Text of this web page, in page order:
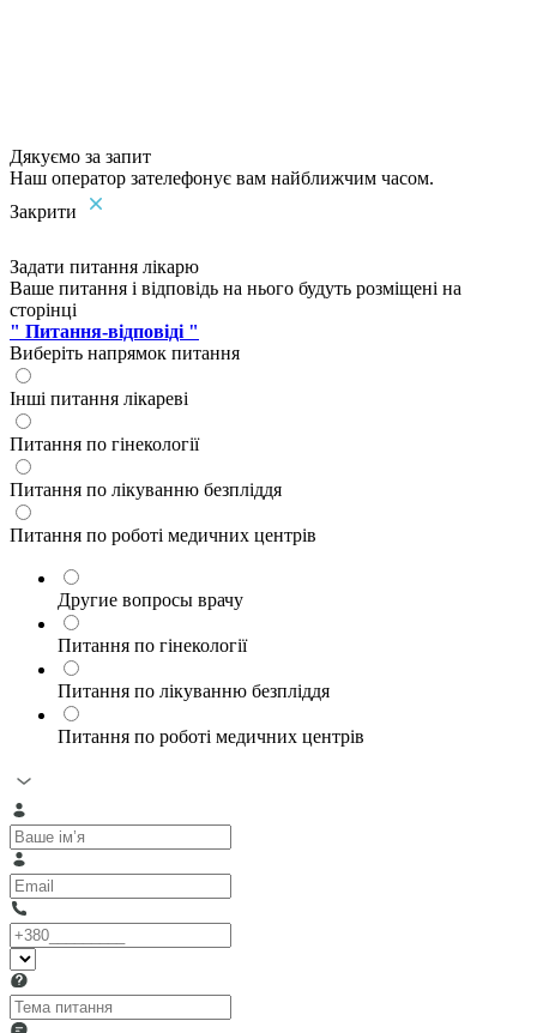
Дякуємо за запит
Наш оператор зателефонує вам найближчим часом.
Закрити
Задати питання лікарю
Ваше питання і відповідь на нього будуть розміщені на
сторінці
" Питання-відповіді "
Виберіть напрямок питання
Інші питання лікареві
Питання по гінекології
Питання по лікуванню безпліддя
Питання по роботі медичних центрів
Другие вопросы врачу
Питання по гінекології
Питання по лікуванню безпліддя
Питання по роботі медичних центрів